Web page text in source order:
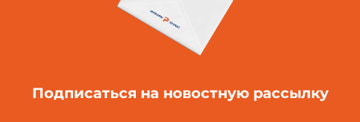
Подписаться на новостную рассылку